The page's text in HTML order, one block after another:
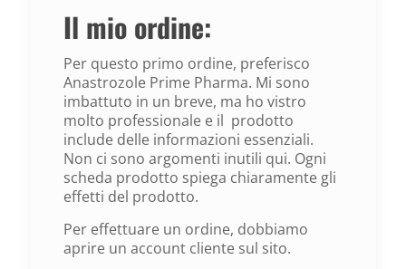
Il mio ordine:
Per questo primo ordine, preferisco
Anastrozole Prime Pharma. Mi sono
imbattuto in un breve, ma ho vistro
molto professionale e il prodotto
include delle informazioni essenziali.
Non ci sono argomenti inutili qui. Ogni
scheda prodotto spiega chiaramente gli
effetti del prodotto.
Per effettuare un ordine, dobbiamo
aprire un account cliente sul sito.